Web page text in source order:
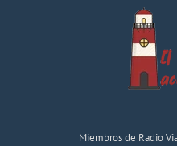
Miembros de Radio